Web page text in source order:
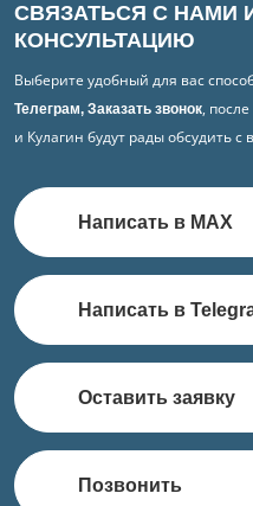
СВЯЗАТЬСЯ С НАМИ
КОНСУЛЬТАЦИЮ
Выберите удобный для вас
Телеграм, Заказать звонок,
и Кулагин будут рады обсудить
Написать в MAX
Написать в
Оставить заявку
Позвонить